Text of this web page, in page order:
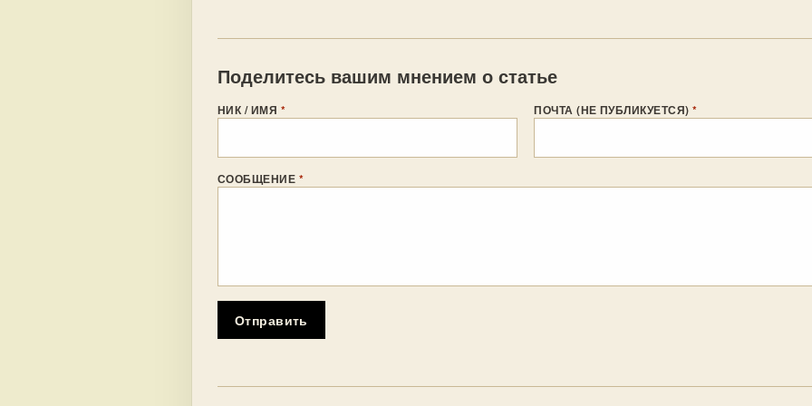
Поделитесь вашим мнением о статье
НИК / ИМЯ * ПОЧТА (НЕ ПУБЛИКУЕТСЯ)*
СООБЩЕНИЕ *
Отправить